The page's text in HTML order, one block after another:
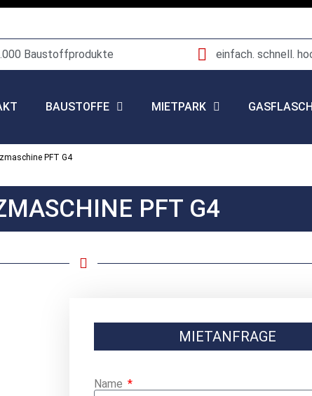
Baustoffprodukte einfach. schnell.
BAUSTOFFE MIETPARK
PFT G4
PFT G4
MIETANFRAGE
Name